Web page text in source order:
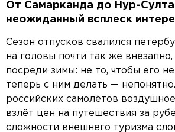
От Самарканда до Нур-
неожиданный всплеск
Сезон отпусков свалился
на головы почти так же внезапно,
посреди зимы: не то, чтобы его
теперь с ним делать —
российских самолётов
взлёт цен на путешествия за
сложности внешнего туризма